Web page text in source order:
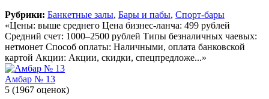
Рубрики: Банкетные залы, Бары и пабы, Спорт-бары
«Цены: выше среднего Цена бизнес-ланча: 499 рублей
Средний счет: 1000–2500 рублей Типы безналичных чаевых:
нетмонет Способ оплаты: Наличными, оплата банковской
картой Акции: Акции, скидки, спецпредложе...»
Амбар № 13
5 (1967 оценок)